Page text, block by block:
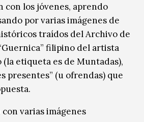
con los jóvenes, aprendo
por varias imágenes de
traídos del Archivo de
filipino del artista
(la etiqueta es de Muntadas),
presentes” (u ofrendas) que